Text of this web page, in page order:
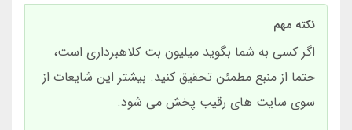
نکته مهم
اگر کسی به شما بگوید میلیون بت کلاهبرداری است،
حتما از منبع مطمئن تحقیق کنید. بیشتر این شایعات از
سوی سایت های رقیب پخش می شود.